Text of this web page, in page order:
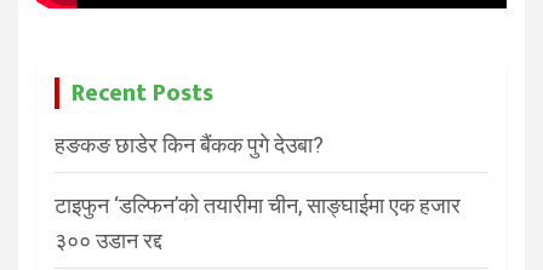
Recent Posts
हङकङ छाडेर किन बैंकक पुगे देउबा?
टाइफुन ‘डल्फिन’को तयारीमा चीन, साङ्घाईमा एक हजार
३०० उडान रद्द